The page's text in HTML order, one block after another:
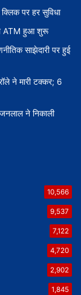
पर हर सुविधा
ATM हुआ शुरू
साझेदारी पर हुई
ने मारी टक्कर; 6
ने निकाली
10,566
9,537
7,122
4,720
2,902
1,845